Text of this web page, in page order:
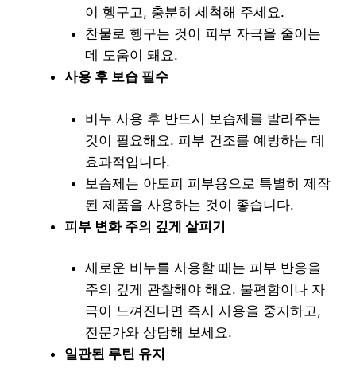
이 헹구고, 충분히 세척해 주세요.
찬물로 헹구는 것이 피부 자극을 줄이는
데 도움이 돼요.
사용 후 보습 필수
비누 사용 후 반드시 보습제를 발라주는
것이 필요해요. 피부 건조를 예방하는 데
효과적입니다.
보습제는 아토피 피부용으로 특별히 제작
된 제품을 사용하는 것이 좋습니다.
피부 변화 주의 깊게 살피기
새로운 비누를 사용할 때는 피부 반응을
주의 깊게 관찰해야 해요. 불편함이나 자
극이 느껴진다면 즉시 사용을 중지하고,
전문가와 상담해 보세요.
일관된 루틴 유지